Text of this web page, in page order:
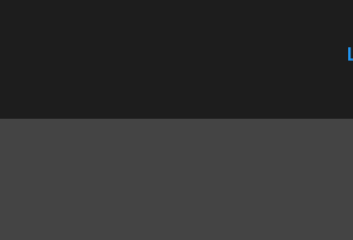
d’autres raisons ? J’ai écrit ça sur F...